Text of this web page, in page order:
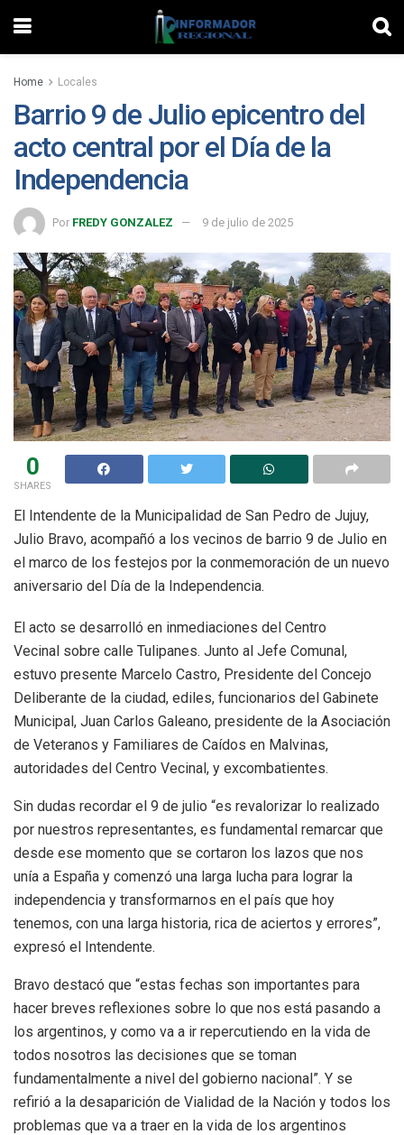
Home Locales
Barrio 9 de Julio epicentro del
acto central por el Día de la
Independencia
Por FREDY GONZALEZ 9 de julio de 2025
0
SHARES
El Intendente de la Municipalidad de San Pedro de Jujuy,
Julio Bravo, acompañó a los vecinos de barrio 9 de Julio en
el marco de los festejos por la conmemoración de un nuevo
aniversario del Día de la Independencia.
El acto se desarrolló en inmediaciones del Centro
Vecinal sobre calle Tulipanes. Junto al Jefe Comunal,
estuvo presente Marcelo Castro, Presidente del Concejo
Deliberante de la ciudad, ediles, funcionarios del Gabinete
Municipal, Juan Carlos Galeano, presidente de la Asociación
de Veteranos y Familiares de Caídos en Malvinas,
autoridades del Centro Vecinal, y excombatientes.
Sin dudas recordar el 9 de julio “es revalorizar lo realizado
por nuestros representantes, es fundamental remarcar que
desde ese momento que se cortaron los lazos que nos
unía a España y comenzó una larga lucha para lograr la
independencia y transformarnos en el país que hoy
tenemos, con una larga historia, rica de aciertos y errores”,
expresó el Intendente.
Bravo destacó que “estas fechas son importantes para
hacer breves reflexiones sobre lo que nos está pasando a
los argentinos, y como va a ir repercutiendo en la vida de
todos nosotros las decisiones que se toman
fundamentalmente a nivel del gobierno nacional”. Y se
refirió a la desaparición de Vialidad de la Nación y todos los
problemas que va a traer en la vida de los argentinos